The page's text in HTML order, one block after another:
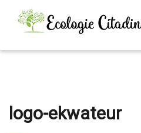
logo-ekwateur